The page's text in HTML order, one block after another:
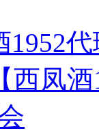
1952
【西凤